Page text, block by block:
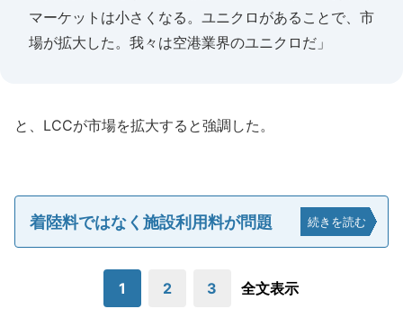
マーケットは小さくなる。ユニクロがあることで、市
場が拡大した。我々は空港業界のユニクロだ」
と、LCCが市場を拡大すると強調した。
着陸料ではなく施設利用料が問題 続きを読む
1 2 3 全文表示